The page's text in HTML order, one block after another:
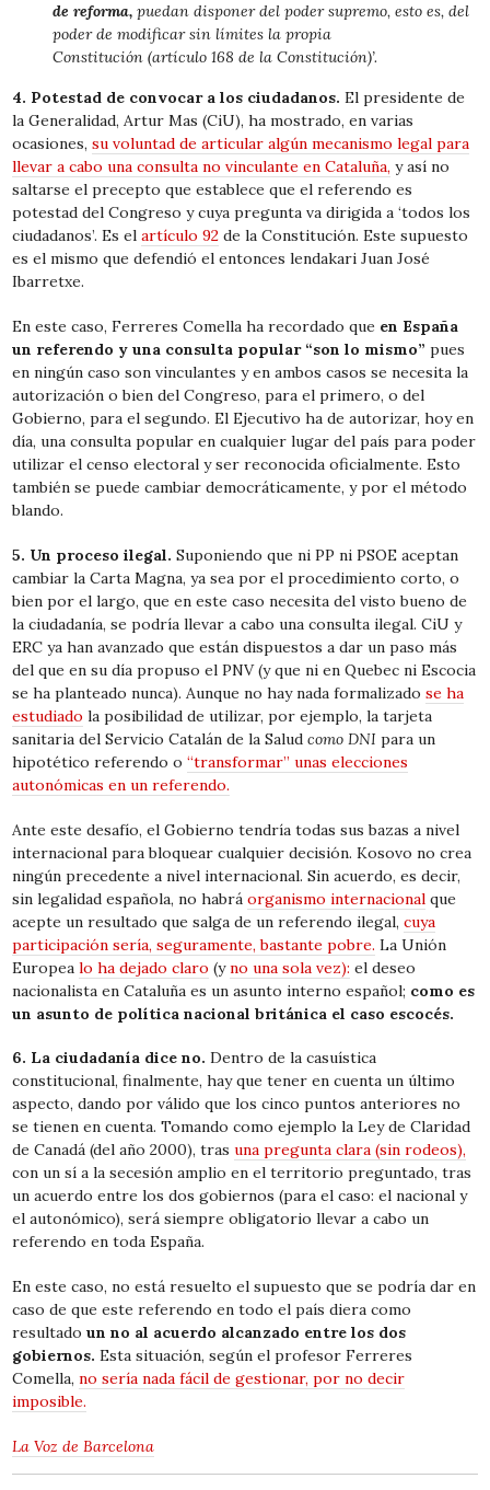
de reforma,puedan disponer del poder supremo, esto es, del
poder de modificar sin límites la propia
Constitución (artículo 168 de la Constitución)’.
4. Potestad de convocar a los ciudadanos. El presidente de
la Generalidad, Artur Mas (CiU), ha mostrado, en varias
ocasiones,su voluntad de articular algún mecanismo legal para
llevar a cabo una consulta no vinculante en Cataluña, y así no
saltarse el precepto que establece que el referendo es
potestad del Congreso y cuya pregunta va dirigida a ‘todos los
ciudadanos’. Es elartículo 92 de la Constitución. Este supuesto
es el mismo que defendió el entonces lendakari Juan José
Ibarretxe.
En este caso, Ferreres Comella ha recordado que en España
un referendo y una consulta popular “son lo mismo” pues
en ningún caso son vinculantes y en ambos casos se necesita la
autorización o bien del Congreso, para el primero, o del
Gobierno, para el segundo. El Ejecutivo ha de autorizar, hoy en
día, una consulta popular en cualquier lugar del país para poder
utilizar el censo electoral y ser reconocida oficialmente. Esto
también se puede cambiar democráticamente, y por el método
blando.
5. Un proceso ilegal. Suponiendo que ni PP ni PSOE aceptan
cambiar la Carta Magna, ya sea por el procedimiento corto, o
bien por el largo, que en este caso necesita del visto bueno de
la ciudadanía, se podría llevar a cabo una consulta ilegal. CiU y
ERC ya han avanzado que están dispuestos a dar un paso más
del que en su día propuso el PNV (y que ni en Quebec ni Escocia
se ha planteado nunca). Aunque no hay nada formalizadose ha
estudiado la posibilidad de utilizar, por ejemplo, la tarjeta
sanitaria del Servicio Catalán de la Saludcomo DNI para un
hipotético referendo o“transformar” unas elecciones
autonómicas en un referendo.
Ante este desafío, el Gobierno tendría todas sus bazas a nivel
internacional para bloquear cualquier decisión.Kosovo no crea
ningún precedente a nivel internacional. Sin acuerdo, es decir,
sin legalidad española, no habráorganismo internacional que
acepte un resultado que salga de un referendo ilegal,cuya
participación sería, seguramente, bastante pobre. La Unión
Europealo ha dejado claro (yno una sola vez): el deseo
nacionalista en Cataluña es un asunto interno español; como es
un asunto de política nacional británica el caso escocés.
6. La ciudadanía dice no. Dentro de la casuística
constitucional, finalmente, hay que tener en cuenta un último
aspecto, dando por válido que los cinco puntos anteriores no
se tienen en cuenta. Tomando como ejemplo la Ley de Claridad
de Canadá (del año 2000), trasuna pregunta clara (sin rodeos),
con un sí a la secesión amplio en el territorio preguntado, tras
un acuerdo entre los dos gobiernos (para el caso: el nacional y
el autonómico), será siempre obligatorio llevar a cabo un
referendo en toda España.
En este caso, no está resuelto el supuesto que se podría dar en
caso de que este referendo en todo el país diera como
resultadoun no al acuerdo alcanzado entre los dos
gobiernos. Esta situación, según el profesor Ferreres
Comella,no sería nada fácil de gestionar, por no decir
imposible.
La Voz de Barcelona